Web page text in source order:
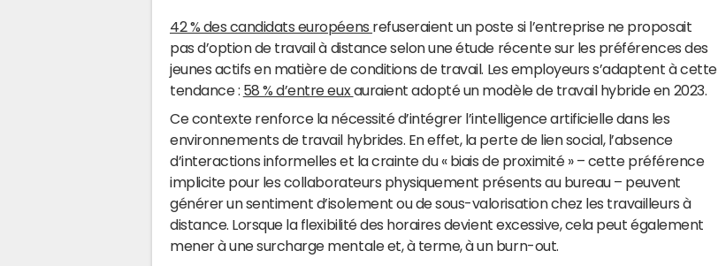
42 % des candidats européens refuseraient un poste si l’entreprise ne proposait
pas d’option de travail à distance selon une étude récente sur les préférences des
jeunes actifs en matière de conditions de travail. Les employeurs s’adaptent à cette
tendance : 58 % d’entre euxauraient adopté un modèle de travail hybride en 2023.
Ce contexte renforce la nécessité d’intégrer l’intelligence artificielle dans les
environnements de travail hybrides. En effet, la perte de lien social, l’absence
d’interactions informelles et la crainte du « biais de proximité » – cette préférence
implicite pour les collaborateurs physiquement présents au bureau – peuvent
générer un sentiment d’isolement ou de sous-valorisation chez les travailleurs à
distance. Lorsque la flexibilité des horaires devient excessive, cela peut également
mener à une surcharge mentale et, à terme, à un burn-out.